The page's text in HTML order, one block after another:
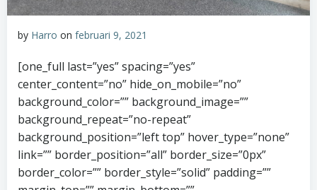
by Harro on februari 9, 2021
[one_full last=”yes” spacing=”yes”
center_content=”no” hide_on_mobile=”no”
background_color=”” background_image=””
background_repeat=”no-repeat”
background_position=”left top” hover_type=”none”
link=”” border_position=”all” border_size=”0px”
border_color=”” border_style=”solid” padding=””